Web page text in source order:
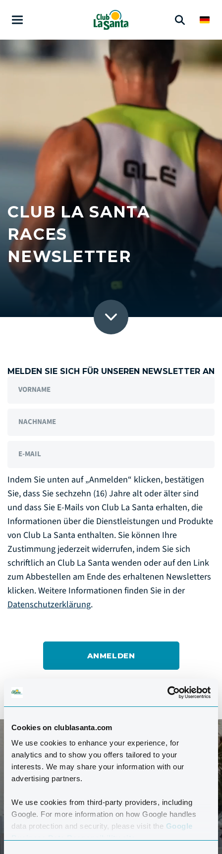
Cookies on clublasanta.com
We use cookies to enhance your experience, for
analytics and to show you offers tailored to your
interests. We may share your information with our
advertising partners.
We use cookies from third-party providers, including
Google. For more information on how Google handles
data protection and security, please visit the Google
CLUB LA SANTA
RACES
NEWSLETTER
MELDEN SIE SICH FÜR UNSEREN NEWSLETTER AN
VORNAME
NACHNAME
E-MAIL
Indem Sie unten auf „Anmelden“ klicken, bestätigen
Sie, dass Sie sechzehn (16) Jahre alt oder älter sind
und dass Sie E-Mails von Club La Santa erhalten, die
Informationen über die Dienstleistungen und Produkte
von Club La Santa enthalten. Sie können Ihre
Zustimmung jederzeit widerrufen, indem Sie sich
schriftlich an Club La Santa wenden oder auf den Link
zum Abbestellen am Ende des erhaltenen Newsletters
klicken. Weitere Informationen finden Sie in der
Datenschutzerklärung.
ANMELDEN
MELDEN SIE SICH FÜR UNSEREN NEWSLETTER AN
Bleiben Sie auf dem Laufenden mit den neuesten
Nachrichten und Informationen vom Club La Santa.